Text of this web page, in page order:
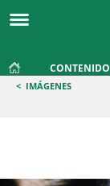
< IMÁGENES